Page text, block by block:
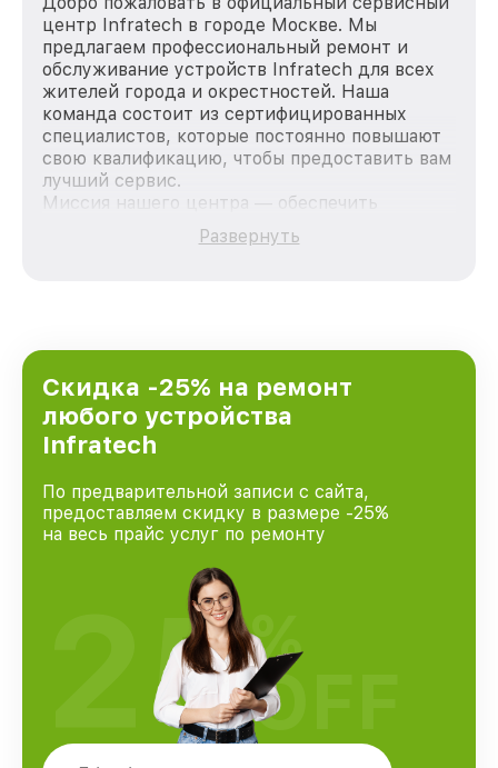
центр Infratech в городе Москве. Мы
предлагаем профессиональный ремонт и
обслуживание устройств Infratech для всех
жителей города и окрестностей. Наша
команда состоит из сертифицированных
специалистов, которые постоянно повышают
свою квалификацию, чтобы предоставить вам
лучший сервис.
Миссия нашего центра — обеспечить
качественный и доступный ремонт для
каждого пользователя продукции Infratech,
городе Москве, постоянно повышая уровень
доверия и лояльности наших клиентов.
Развернуть
Скидка -25% на ремонт
любого устройства
Infratech
По предварительной записи с сайта,
предоставляем скидку в размере -25%
на весь прайс услуг по ремонту
25%
OFF